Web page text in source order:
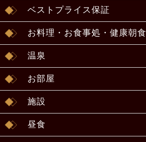
ベストプライス保証
お料理・お食事処・健康朝食
温泉
お部屋
施設
昼食